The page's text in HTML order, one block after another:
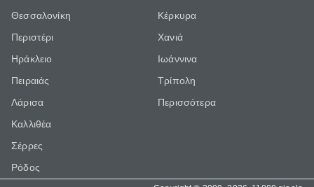
Θεσσαλονίκη
Περιστέρι
Ηράκλειο
Πειραιάς
Λάρισα
Καλλιθέα
Σέρρες
Ρόδος
Κέρκυρα
Χανιά
Ιωάννινα
Τρίπολη
Περισσότερα